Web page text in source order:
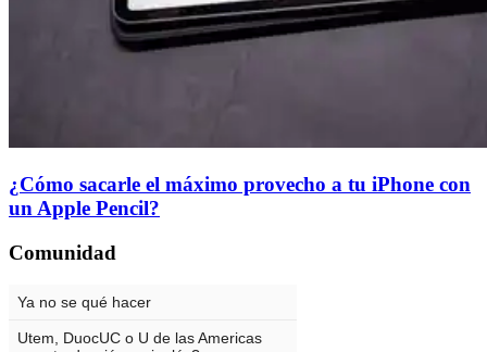
¿Cómo sacarle el máximo provecho a tu iPhone con
un Apple Pencil?
Comunidad